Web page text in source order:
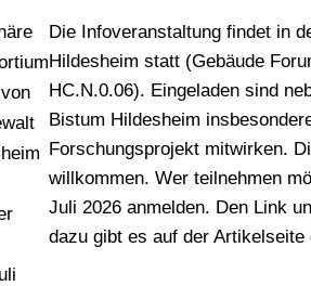
Die Infoveranstaltung findet in
Hildesheim statt (Gebäude
HC.N.0.06). Eingeladen sind
Bistum Hildesheim
Forschungsprojekt mitwirken.
willkommen. Wer teilnehmen
Juli 2026 anmelden. Den Link
dazu gibt es auf der